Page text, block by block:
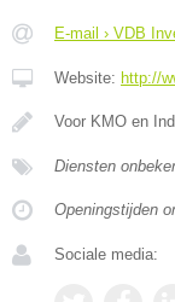
E-mail › VDB
Website: http://
Voor KMO en
Diensten
Openingstijden
Sociale media: